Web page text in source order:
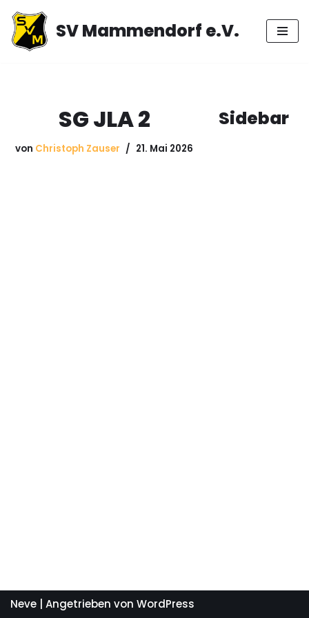
Zum
Inhalt
SV Mammendorf e.V.
SG JLA 2
von Christoph Zauser 21. Mai 2026
Sidebar
Neve | Angetrieben von WordPress